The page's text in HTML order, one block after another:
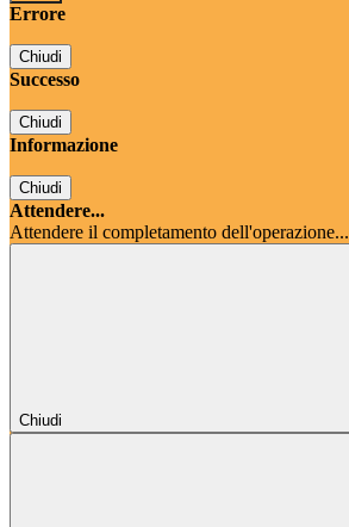
Errore
Chiudi
Successo
Chiudi
Informazione
Chiudi
Attendere...
Attendere il completamento dell'operazione...
Chiudi